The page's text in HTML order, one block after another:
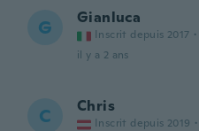
G Gianluca
Inscrit depuis 2017 ·
il y a 2 ans
C Chris
Inscrit depuis 2019 ·